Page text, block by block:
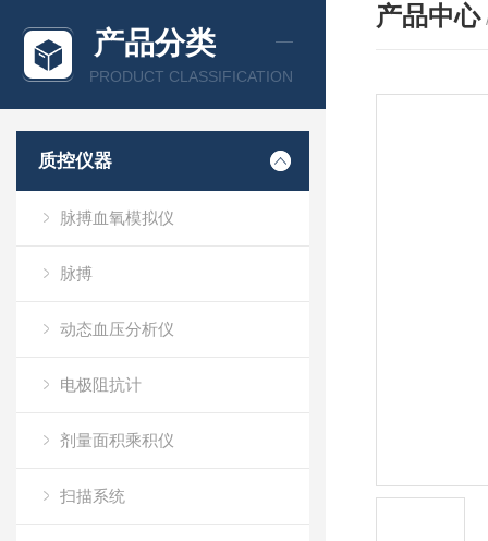
产品分类
PRODUCT CLASSIFICATION
质控仪器
脉搏血氧模拟仪
脉搏
动态血压分析仪
电极阻抗计
剂量面积乘积仪
扫描系统
产品中心